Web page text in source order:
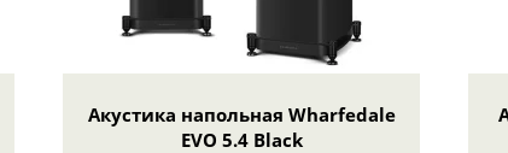
Акустика напольная Wharfedale
EVO 5.4 Black